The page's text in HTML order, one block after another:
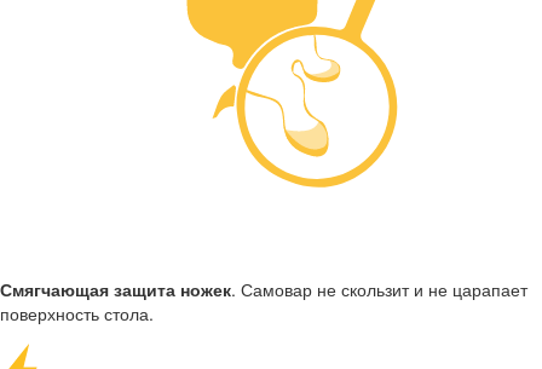
Смягчающая защита ножек. Самовар не скользит и не царапает
поверхность стола.